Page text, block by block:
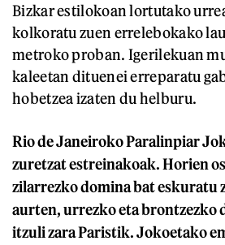
Bizkar estilokoan lortutako
kolkoratu zuen errelebokako
metroko proban. Igerilekuan
kaleetan dituenei erreparatu
hobetzea izaten du helburu.
Rio de Janeiroko Paralinpiar
zuretzat estreinakoak. Horien
zilarrezko domina bat eskuratu
aurten, urrezko eta brontzezko
itzuli zara Paristik. Jokoetako